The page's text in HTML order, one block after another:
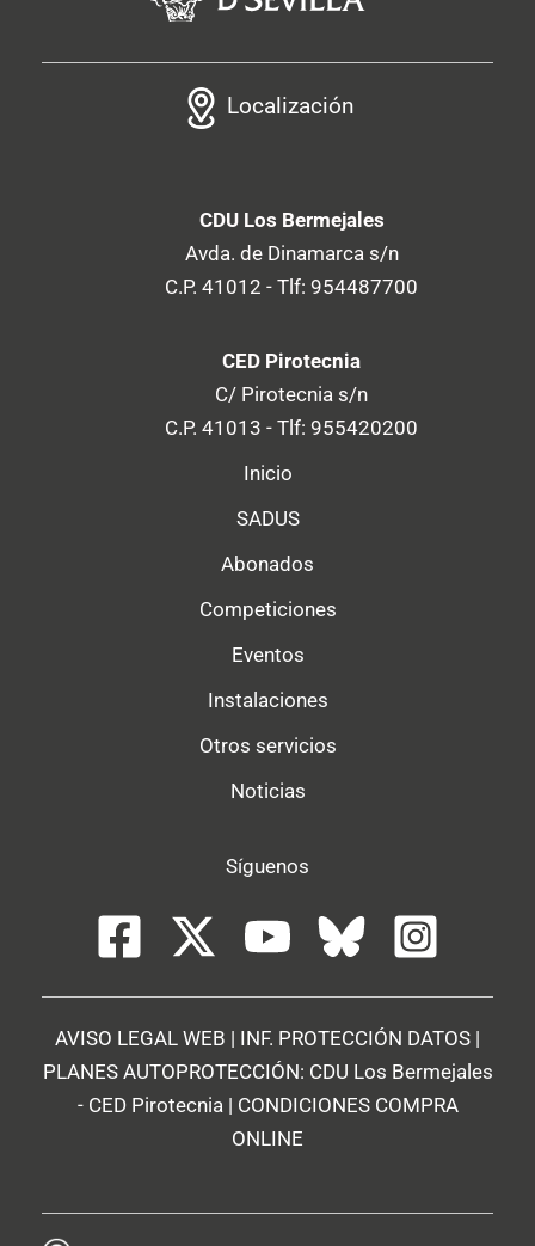
Localización
CDU Los Bermejales
Avda. de Dinamarca s/n
C.P. 41012 - Tlf: 954487700
CED Pirotecnia
C/ Pirotecnia s/n
C.P. 41013 - Tlf: 955420200
Inicio
SADUS
Abonados
Competiciones
Eventos
Instalaciones
Otros servicios
Noticias
Síguenos
AVISO LEGAL WEB | INF. PROTECCIÓN DATOS |
PLANES AUTOPROTECCIÓN: CDU Los Bermejales
- CED Pirotecnia| CONDICIONES COMPRA
ONLINE